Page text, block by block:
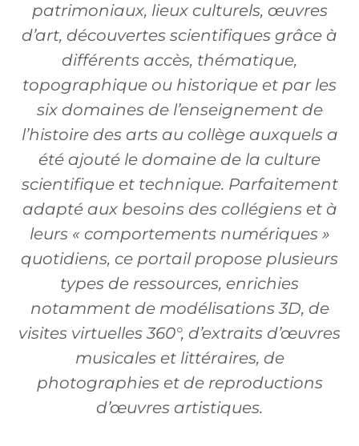
patrimoniaux, lieux culturels, œuvres
d’art, découvertes scientifiques grâce à
différents accès, thématique,
topographique ou historique et par les
six domaines de l’enseignement de
l’histoire des arts au collège auxquels a
été ajouté le domaine de la culture
scientifique et technique. Parfaitement
adapté aux besoins des collégiens et à
leurs « comportements numériques »
quotidiens, ce portail propose plusieurs
types de ressources, enrichies
notamment de modélisations 3D, de
visites virtuelles 360°, d’extraits d’œuvres
musicales et littéraires, de
photographies et de reproductions
d’œuvres artistiques.